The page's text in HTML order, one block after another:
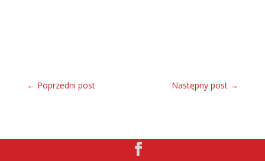
← Poprzedni post Następny post →